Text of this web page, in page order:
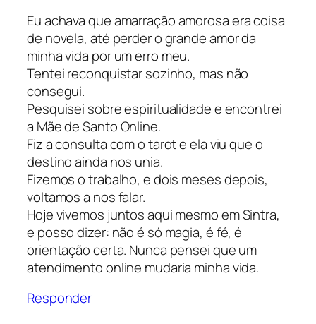
Eu achava que amarração amorosa era coisa
de novela, até perder o grande amor da
minha vida por um erro meu.
Tentei reconquistar sozinho, mas não
consegui.
Pesquisei sobre espiritualidade e encontrei
a Mãe de Santo Online.
Fiz a consulta com o tarot e ela viu que o
destino ainda nos unia.
Fizemos o trabalho, e dois meses depois,
voltamos a nos falar.
Hoje vivemos juntos aqui mesmo em Sintra,
e posso dizer: não é só magia, é fé, é
orientação certa. Nunca pensei que um
atendimento online mudaria minha vida.
Responder